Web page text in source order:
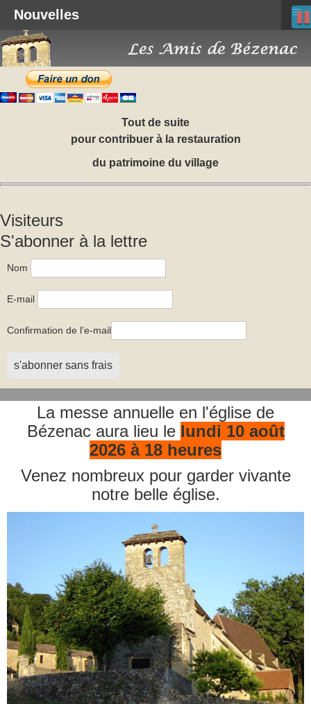
Tout de suite
pour contribuer à la restauration
du patrimoine du village
Visiteurs
S'abonner à la lettre
Nom
E-mail
Confirmation de l’e-mail
s'abonner sans frais
La messe annuelle en l'église de
Bézenac aura lieu le lundi 10 août
2026 à 18 heures
Venez nombreux pour garder vivante
notre belle église.
Nouvelles ≡